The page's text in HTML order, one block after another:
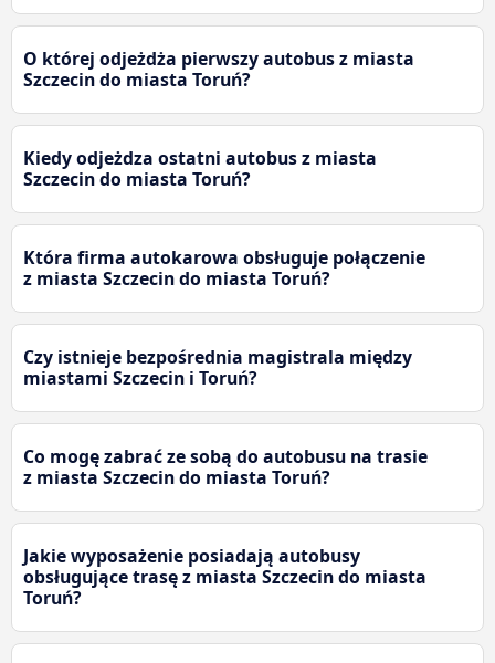
O której odjeżdża pierwszy autobus z miasta
Szczecin do miasta Toruń?
Kiedy odjeżdza ostatni autobus z miasta
Szczecin do miasta Toruń?
Która firma autokarowa obsługuje połączenie
z miasta Szczecin do miasta Toruń?
Czy istnieje bezpośrednia magistrala między
miastami Szczecin i Toruń?
Co mogę zabrać ze sobą do autobusu na trasie
z miasta Szczecin do miasta Toruń?
Jakie wyposażenie posiadają autobusy
obsługujące trasę z miasta Szczecin do miasta
Toruń?